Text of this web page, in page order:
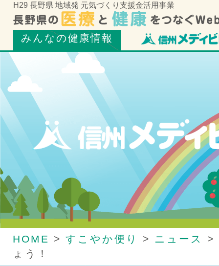
H29 長野県 地域発 元気づくり支援金活用事業
みんなの健康情報
HOME > すこやか便り > ニュース
>
ょう！